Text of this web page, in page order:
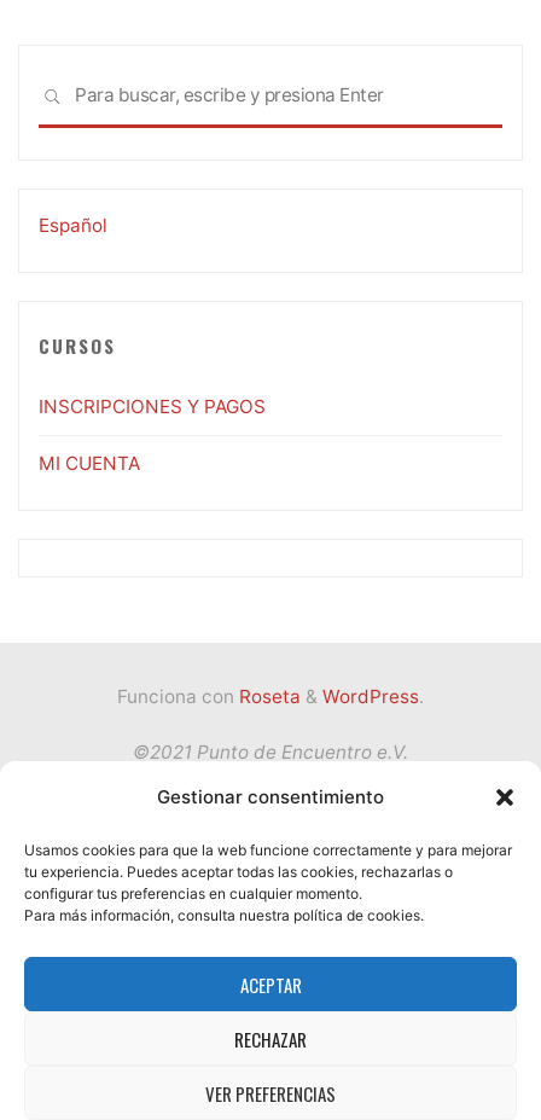
Gestionar consentimiento
Usamos cookies para que la web funcione correctamente y para mejorar
tu experiencia. Puedes aceptar todas las cookies, rechazarlas o
configurar tus preferencias en cualquier momento.
Para más información, consulta nuestra política de cookies.
ACEPTAR
RECHAZAR
VER PREFERENCIAS
BUSCAR
Español
CURSOS
INSCRIPCIONES Y PAGOS
MI CUENTA
Funciona con Roseta & WordPress.
©2021 Punto de Encuentro e.V.
Política de privacidad
Condiciones de Servicio
Términos y condiciones
Volver
arriba